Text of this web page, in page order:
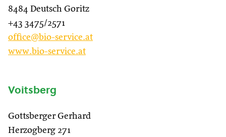
8484 Deutsch Goritz
+43 3475/2571
office@bio-service.at
www.bio-service.at
Voitsberg
Gottsberger Gerhard
Herzogberg 271